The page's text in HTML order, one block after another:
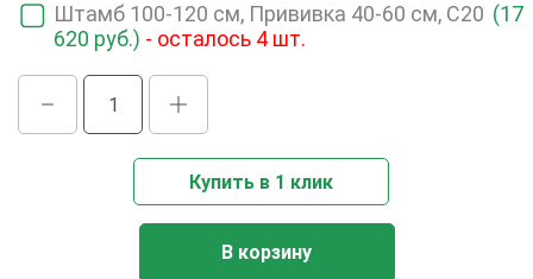
Штамб 100-120 см, Прививка 40-60 см, C20 (17
620 руб.) - осталось 4 шт.
Купить в 1 клик
В корзину